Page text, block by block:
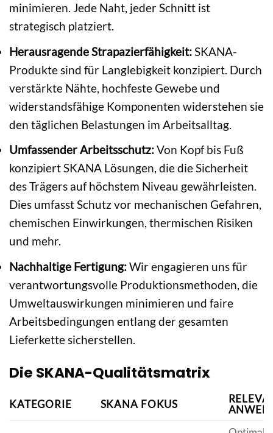
minimieren. Jede Naht, jeder Schnitt ist
strategisch platziert.
Herausragende Strapazierfähigkeit: SKANA-
Produkte sind für Langlebigkeit konzipiert. Durch
verstärkte Nähte, hochfeste Gewebe und
widerstandsfähige Komponenten widerstehen sie
den täglichen Belastungen im Arbeitsalltag.
Umfassender Arbeitsschutz:Von Kopf bis Fuß
konzipiert SKANA Lösungen, die die Sicherheit
des Trägers auf höchstem Niveau gewährleisten.
Dies umfasst Schutz vor mechanischen Gefahren,
chemischen Einwirkungen, thermischen Risiken
und mehr.
Nachhaltige Fertigung:Wir engagieren uns für
verantwortungsvolle Produktionsmethoden, die
Umweltauswirkungen minimieren und faire
Arbeitsbedingungen entlang der gesamten
Lieferkette sicherstellen.
Die SKANA-Qualitätsmatrix
KATEGORIE SKANA FOKUS